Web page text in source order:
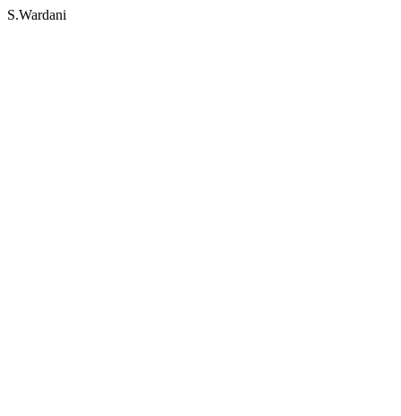
S.Wardani